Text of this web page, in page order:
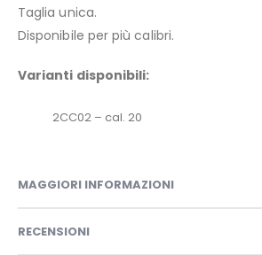
Taglia unica.
Disponibile per più calibri.
Varianti disponibili:
2CC02 – cal. 20
MAGGIORI INFORMAZIONI
RECENSIONI